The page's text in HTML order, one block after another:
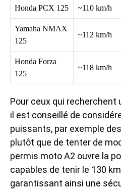
Honda PCX 125 ~110 km/h
Yamaha NMAX
125
~112 km/h
Honda Forza
125
~118 km/h
Pour ceux qui recherchent
il est conseillé de
puissants, par exemple
plutôt que de tenter de
permis moto A2 ouvre la
capables de tenir le 130
garantissant ainsi une